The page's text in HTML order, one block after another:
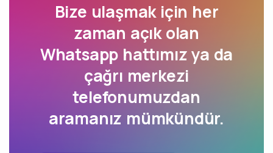
Bize ulaşmak için her
zaman açık olan
Whatsapp hattımız ya da
çağrı merkezi
telefonumuzdan
aramanız mümkündür.